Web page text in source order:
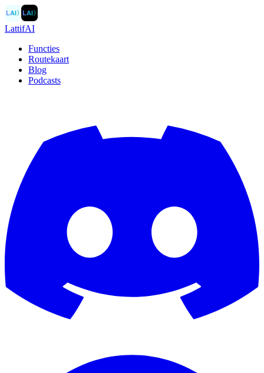
LAI〉LAI〉
LattifAI
Functies
Routekaart
Blog
Podcasts